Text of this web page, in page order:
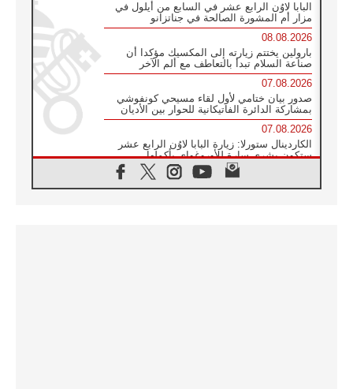
البابا لاوُن الرابع عشر في السابع من أيلول في
مزار أم المشورة الصالحة في جناتزانو
08.08.2026
بارولين يختتم زيارته إلى المكسيك مؤكدا أن
صناعة السلام تبدأ بالتعاطف مع ألم الآخر
07.08.2026
صدور بيان ختامي لأول لقاء مسيحي كونفوشي
بمشاركة الدائرة الفاتيكانية للحوار بين الأديان
07.08.2026
الكاردينال ستورلا: زيارة البابا لاوُن الرابع عشر
ستكون بشرى سارة للأوروغواي بأكملها
الفاتيكان يعلن برنامج الزيارة الرسولية للبابا لاوُن